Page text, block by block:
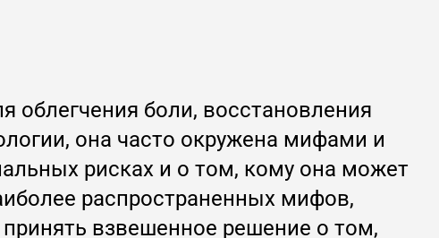
облегчения боли, восстановления
она часто окружена мифами и
рисках и о том, кому она может
распространенных мифов,
взвешенное решение о том,